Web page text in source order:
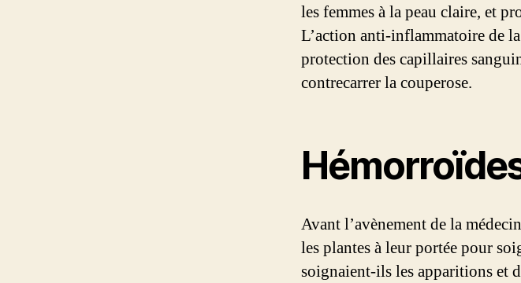
les femmes à la peau claire, et
L’action anti-inflammatoire de
protection des capillaires
contrecarrer la couperose.
Avant l’avènement de la
les plantes à leur portée pour
soignaient-ils les apparitions et